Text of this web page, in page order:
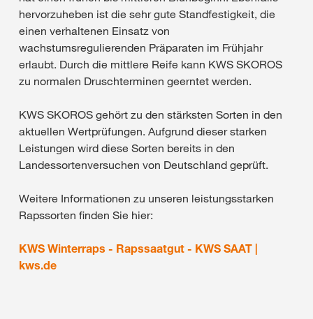
hervorzuheben ist die sehr gute Standfestigkeit, die
einen verhaltenen Einsatz von
wachstumsregulierenden Präparaten im Frühjahr
erlaubt. Durch die mittlere Reife kann KWS SKOROS
zu normalen Druschterminen geerntet werden.
KWS SKOROS gehört zu den stärksten Sorten in den
aktuellen Wertprüfungen. Aufgrund dieser starken
Leistungen wird diese Sorten bereits in den
Landessortenversuchen von Deutschland geprüft.
Weitere Informationen zu unseren leistungsstarken
Rapssorten finden Sie hier:
KWS Winterraps - Rapssaatgut - KWS SAAT |
kws.de